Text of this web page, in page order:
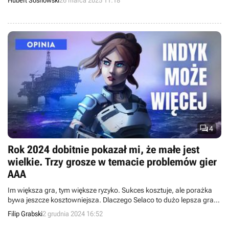
Still Wakes the Deep, ale to produkcje kompletnie z innej bajki niż
4
Rok 2024 dobitnie pokazał mi, że małe jest
wielkie. Trzy grosze w temacie problemów gier
AAA
Im większa gra, tym większe ryzyko. Sukces kosztuje, ale porażka
bywa jeszcze kosztowniejsza. Dlaczego Selaco to dużo lepsza gra
niż Concord i jak to się ma do tegorocznych nominacji do TGA.
Filip Grabski2 grudnia 2024 16:52